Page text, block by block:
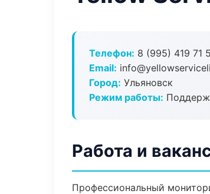
Телефон: 8 (995) 419 71
Email:
Город: Ульяновск
Режим работы:
Работа и
Профессиональный